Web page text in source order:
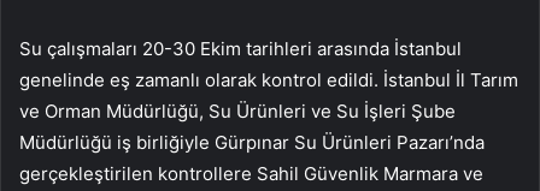
Su çalışmaları 20-30 Ekim tarihleri ​​arasında İstanbul
genelinde eş zamanlı olarak kontrol edildi. İstanbul İl Tarım
ve Orman Müdürlüğü, Su Ürünleri ve Su İşleri Şube
Müdürlüğü iş birliğiyle Gürpınar Su Ürünleri Pazarı’nda
gerçekleştirilen kontrollere Sahil Güvenlik Marmara ve